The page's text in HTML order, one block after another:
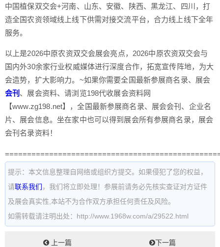
中国植保双交会+河南、山东、安徽、陕西、黑龙江、四川，打
造全国农资领域线上线下供需对接交流平台，合力线上线下全年
服务。
以上是2026中原农资双交会展会亮点，2026中原农资双交会与
国内外30余家行业权威媒体进行深度合作，拓宽宣传阵地，为大
会造势，扩大影响力。~如果你需要全国最新参展商名录、展会
会刊 、展会资料、请浏览198代收展会资料网
【www.zg198.net】，全国最新参展商名录、展会会刊、企业名
片、展会信息。坐在家中也可以得到展会所有参展商名录，展会
会刊名录资料！
提示：本文信息整理自网络或组织方提交。如果侵犯了您的权益，
请联系我们 ，我们将立即处理！参展前请务必先核实查证对方证件
及展会真实性,本站不为合作双方承担任何责任及风险。
如需转载请注明出处：http://www.1968w.com/a/29522.html
上一篇
下一篇